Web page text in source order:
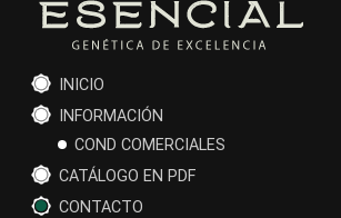
INICIO
INFORMACIÓN
COND COMERCIALES
CATÁLOGO EN PDF
CONTACTO